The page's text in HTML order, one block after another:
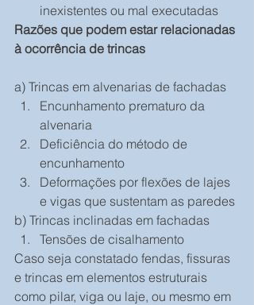
inexistentes ou mal executadas
Razões que podem estar relacionadas
à ocorrência de trincas
a) Trincas em alvenarias de fachadas
Encunhamento prematuro da
alvenaria
Deficiência do método de
encunhamento
Deformações por flexões de lajes
e vigas que sustentam as paredes
b) Trincas inclinadas em fachadas
Tensões de cisalhamento
Caso seja constatado fendas, fissuras
e trincas em elementos estruturais
como pilar, viga ou laje, ou mesmo em